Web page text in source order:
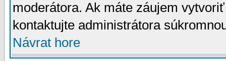
moderátora. Ak máte záujem
kontaktujte administrátora
Návrat hore